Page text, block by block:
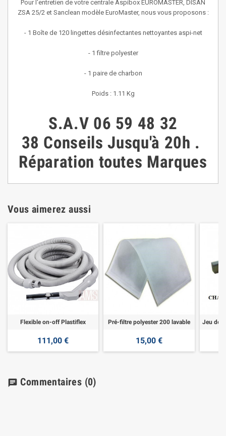
Pour l'entretien de votre centrale Aspibox EUROMASTER, DISAN
ZSA 25/2 et Sanclean modèle EuroMaster, nous vous proposons :
- 1 Boîte de 120 lingettes désinfectantes nettoyantes aspi-net
- 1 filtre polyester
- 1 paire de charbon
Poids : 1.11 Kg
S.A.V 06 59 48 32
38 ConseilsJusqu'à 20h .
Réparation toutes Marques
Vous aimerez aussi
Flexible on-off Plastiflex
111,00 €
Pré-filtre polyester 200 lavable
15,00 €
chat Commentaires (0)